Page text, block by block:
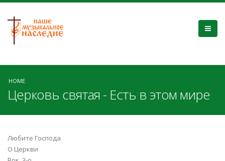
HOME
Церковь святая - Есть в этом мире
Любите Господа
О Церкви